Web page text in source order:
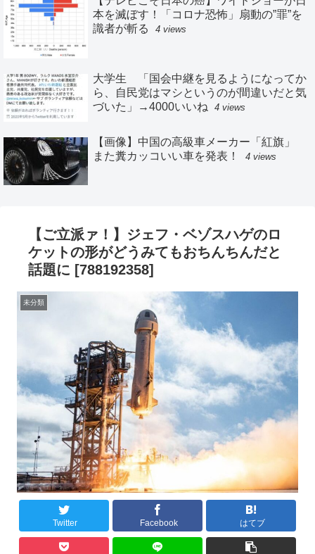
本を滅ぼす！「コロナ恐怖」扇動の”罪”を
識者が斬る
4 views
大学生 「国会中継を見るようになってか
ら、自民党はマシというのが間違いだと気
づいた」→4000いいね
4 views
【画像】中国の高級車メーカー「紅旗」
また糞カッコいい車を発表！
4 views
【ご立派ァ！】ジェフ・ベゾスハゲのロ
ケットの形がどうみてもおちんちんだと
話題に [788192358]
未分類
Twitter Facebook はてブ